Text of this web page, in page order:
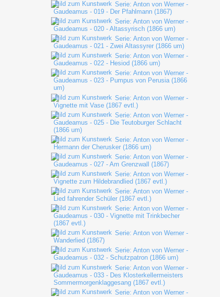
Serie: Anton von Werner -
Gaudeamus - 019 - Der Pfahlmann (1867)
Serie: Anton von Werner -
Gaudeamus - 020 - Altassyrisch (1866 um)
Serie: Anton von Werner -
Gaudeamus - 021 - Zwei Altassyrer (1866 um)
Serie: Anton von Werner -
Gaudeamus - 022 - Hesiod (1866 um)
Serie: Anton von Werner -
Gaudeamus - 023 - Pumpus von Perusia (1866
um)
Serie: Anton von Werner -
Vignette mit Vase (1867 evtl.)
Serie: Anton von Werner -
Gaudeamus - 025 - Die Teutoburger Schlacht
(1866 um)
Serie: Anton von Werner -
Hermann der Cherusker (1866 um)
Serie: Anton von Werner -
Gaudeamus - 027 - Am Grenzwall (1867)
Serie: Anton von Werner -
Vignette zum Hildebrandlied (1867 evtl.)
Serie: Anton von Werner -
Lied fahrender Schüler (1867 evtl.)
Serie: Anton von Werner -
Gaudeamus - 030 - Vignette mit Trinkbecher
(1867 evtl.)
Serie: Anton von Werner -
Wanderlied (1867)
Serie: Anton von Werner -
Gaudeamus - 032 - Schutzpatron (1866 um)
Serie: Anton von Werner -
Gaudeamus - 033 - Des Klosterkellermeisters
Sommermorgenklaggesang (1867 evtl.)
Serie: Anton von Werner -